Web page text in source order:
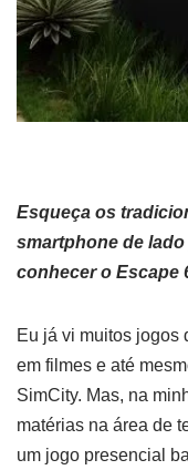
Esqueça os
smartphone de lado
conhecer o Escape
Eu já vi muitos jogos
em filmes e até
SimCity. Mas, na
matérias na área de
um jogo presencial